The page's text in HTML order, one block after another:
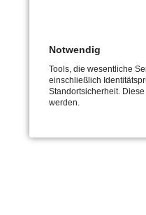
Notwendig
Tools, die wesentliche
einschließlich
Standortsicherheit.
werden.